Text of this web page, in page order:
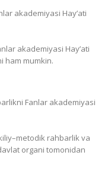
akademiyasi Hay’ati
akademiyasi Hay’ati
ham mumkin.
Fanlar akademiyasi
rahbarlik va
organi tomonidan